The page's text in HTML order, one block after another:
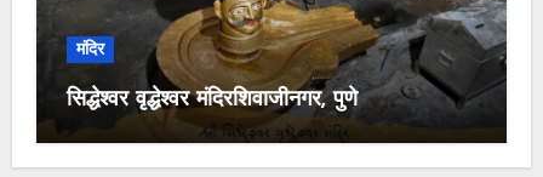
मंदिर
सिद्धेश्वर वृद्धेश्वर मंदिरशिवाजीनगर, पुणे